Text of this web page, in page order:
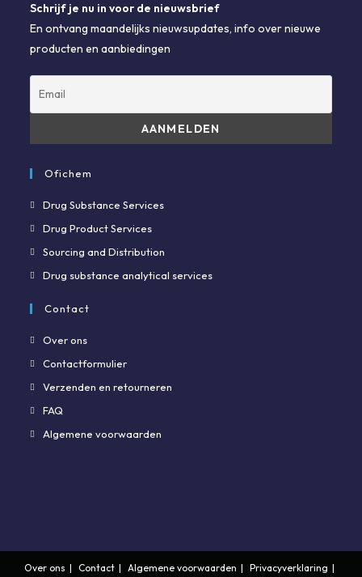
Schrijf je nu in voor de nieuwsbrief
En ontvang maandelijks nieuwsupdates, info over nieuwe
producten en aanbiedingen
Ofichem
Drug Substance Services
Drug Product Services
Sourcing and Distribution
Drug substance analytical services
Contact
Over ons
Contactformulier
Verzenden en retourneren
FAQ
Algemene voorwaarden
Over ons Contact Algemene voorwaarden Privacyverklaring